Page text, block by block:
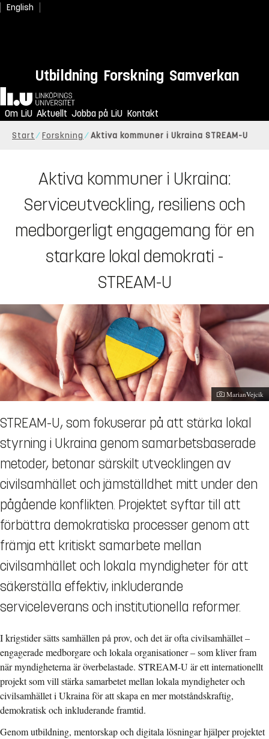
English
Utbildning Forskning Samverkan
Hem
Om LiU Aktuellt Jobba på LiU Kontakt
Start Forskning Aktiva kommuner i Ukraina STREAM-U
Aktiva kommuner i Ukraina:
Serviceutveckling, resiliens och
medborgerligt engagemang för en
starkare lokal demokrati -
STREAM-U
Fotograf:
MarianVejcik
STREAM-U, som fokuserar på att stärka lokal
styrning i Ukraina genom samarbetsbaserade
metoder, betonar särskilt utvecklingen av
civilsamhället och jämställdhet mitt under den
pågående konflikten. Projektet syftar till att
förbättra demokratiska processer genom att
främja ett kritiskt samarbete mellan
civilsamhället och lokala myndigheter för att
säkerställa effektiv, inkluderande
serviceleverans och institutionella reformer.
I krigstider sätts samhällen på prov, och det är ofta civilsamhället –
engagerade medborgare och lokala organisationer – som kliver fram
när myndigheterna är överbelastade. STREAM-U är ett internationellt
projekt som vill stärka samarbetet mellan lokala myndigheter och
civilsamhället i Ukraina för att skapa en mer motståndskraftig,
demokratisk och inkluderande framtid.
Genom utbildning, mentorskap och digitala lösningar hjälper projektet